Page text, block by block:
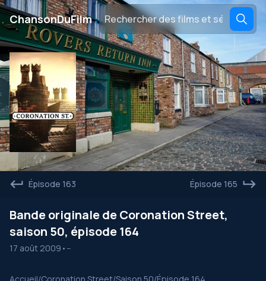
ChansonDuFilm․
Épisode 163 Épisode 165
Bande originale de Coronation Street,
saison 50, épisode 164
17 août 2009 • --